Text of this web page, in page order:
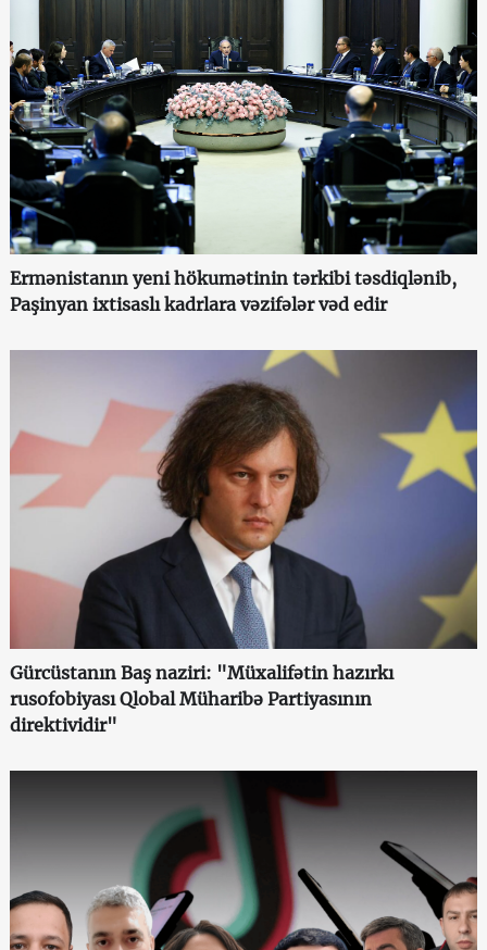
Ermənistanın yeni hökumətinin tərkibi təsdiqlənib,
Paşinyan ixtisaslı kadrlara vəzifələr vəd edir
Gürcüstanın Baş naziri: "Müxalifətin hazırkı
rusofobiyası Qlobal Müharibə Partiyasının
direktividir"